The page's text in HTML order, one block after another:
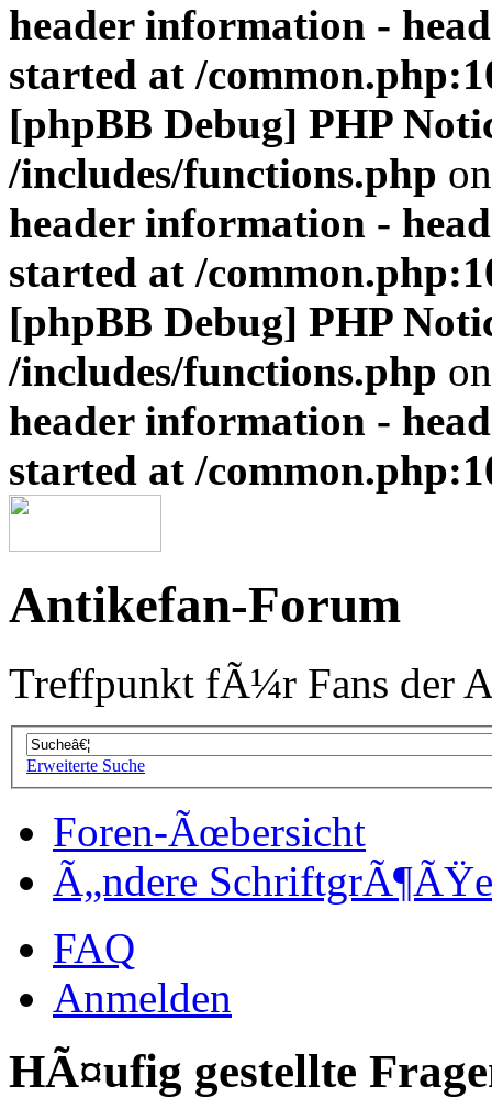
header information -
started at /
[phpBB Debug] PHP
/includes/functions.php
header information -
started at /
[phpBB Debug] PHP
/includes/functions.php
header information -
started at /
Antikefan-Forum
Treffpunkt fÃ¼r Fans der
Erweiterte Suche
Foren-Ãœbersicht
Ã„ndere SchriftgrÃ¶ÃŸe
FAQ
Anmelden
HÃ¤ufig gestellte